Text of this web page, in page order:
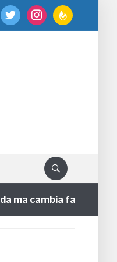
twitter instagramfeedburner
cambia faccia